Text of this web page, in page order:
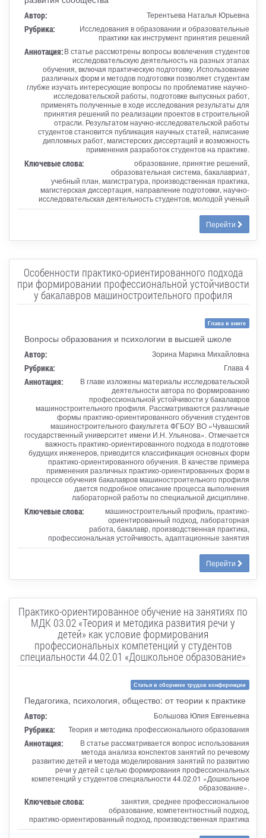
Автор: Терентьева Наталья Юрьевна
Рубрика:
Исследования в образовании и образовательные
практики как инструмент принятия решений
Аннотация:В статье рассмотрены вопросы вовлечения студентов
исследовательскую деятельность на разных этапах
обучения, включая практическую подготовку. Использование
различных форм и методов подготовки позволяет студентам
глубже изучать интересующие вопросы по проблематике научно-
исследовательской работы, подготовке выпускных работ,
применять полученные в ходе исследования результаты для
принятия решений по реализации проектов в строительной
отрасли. Результатом научно-исследовательской работы
студентов становится публикация научных статей, написание
дипломных работ, магистерских диссертаций и возможность
применения разработок студентов на практике.
Ключевые слова:
образование, принятие решений,
образовательная система, бакалавриат,
учебный план, магистратура, производственная практика,
магистерская диссертация, направление подготовки, научно-
исследовательская деятельность студентов, молодой ученый
Перейти
Особенности практико-ориентированного подхода
при формировании профессиональной устойчивости
у бакалавров машиностроительного профиля
Глава в книге
Вопросы образования и психологии в высшей школе
Автор: Зорина Марина Михайловна
Рубрика: Глава 4
Аннотация:
В главе изложены материалы исследовательской
деятельности автора по формированию
профессиональной устойчивости у бакалавров
машиностроительного профиля. Рассматриваются различные
формы практико-ориентированного обучения студентов
машиностроительного факультета ФГБОУ ВО «Чувашский
государственный университет имени И.Н. Ульянова». Отмечается
важность практико-ориентированного подхода в подготовке
будущих инженеров, приводится классификация основных форм
практико-ориентированного обучения. В качестве примера
применения различных практико-ориентированных форм в
процессе обучения бакалавров машиностроительного профиля
дается подробное описание процесса выполнения
лабораторной работы по специальной дисциплине.
Ключевые слова:
машиностроительный профиль, практико-
ориентированный подход, лабораторная
работа, бакалавр, производственная практика,
профессиональная устойчивость, адаптационные занятия
Перейти
Практико-ориентированное обучение на занятиях по
МДК 03.02 «Теория и методика развития речи у
детей» как условие формирования
профессиональных компетенций у студентов
специальности 44.02.01 «Дошкольное образование»
Статья в сборнике трудов конференции
Педагогика, психология, общество: от теории к практике
Автор: Большова Юлия Евгеньевна
Рубрика: Теория и методика профессионального образования
Аннотация:
В статье рассматривается вопрос использования
метода анализа конспектов занятий по речевому
развитию детей и метода моделирования занятий по развитию
речи у детей с целью формирования профессиональных
компетенций у студентов специальности 44.02.01 «Дошкольное
образование».
Ключевые слова:
занятия, среднее профессиональное
образование, компетентностный подход,
практико-ориентированный подход, производственная практика